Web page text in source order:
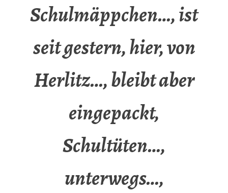
Schulmäppchen…, ist
seit gestern, hier, von
Herlitz…, bleibt aber
eingepackt,
Schultüten…,
unterwegs…,